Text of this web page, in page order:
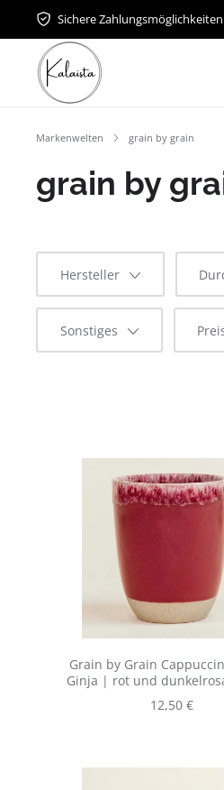
Sichere Zahlungsmöglichkeiten
Markenwelten grain by grain
grain by
Hersteller
Sonstiges
Grain by Grain
Ginja | rot und
aus Steingut | für
Regulärer
12,50 €